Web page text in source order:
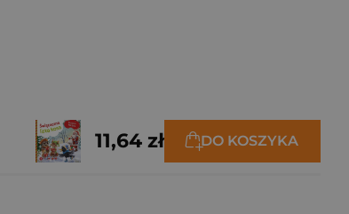
11,64 zł DO KOSZYKA